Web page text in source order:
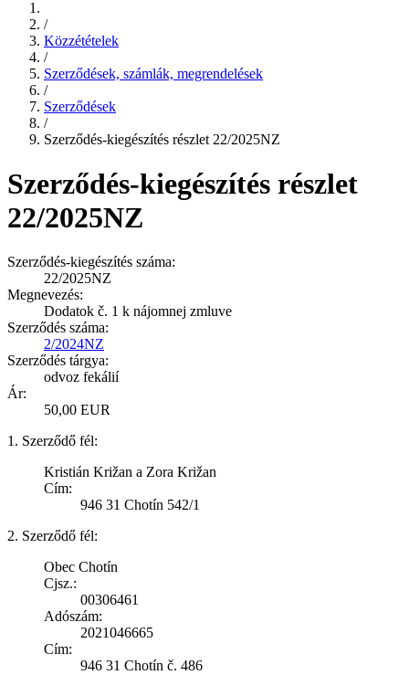
/
Közzétételek
/
Szerződések, számlák, megrendelések
/
Szerződések
/
Szerződés-kiegészítés részlet 22/2025NZ
Szerződés-kiegészítés részlet
22/2025NZ
Szerződés-kiegészítés száma:
22/2025NZ
Megnevezés:
Dodatok č. 1 k nájomnej zmluve
Szerződés száma:
2/2024NZ
Szerződés tárgya:
odvoz fekálií
Ár:
50,00 EUR
1. Szerződő fél:
Kristián Križan a Zora Križan
Cím:
946 31 Chotín 542/1
2. Szerződő fél:
Obec Chotín
Cjsz.:
00306461
Adószám:
2021046665
Cím:
946 31 Chotín č. 486